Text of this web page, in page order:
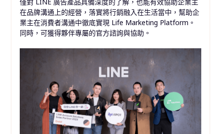
僅對 LINE 廣告產品具備深度的了解，也能有效協助企業主
在品牌溝通上的經營，落實將行銷融入在生活當中，幫助企
業主在消費者溝通中徹底實現 Life Marketing Platform。
同時，可獲得夥伴專屬的官方諮詢與協助。